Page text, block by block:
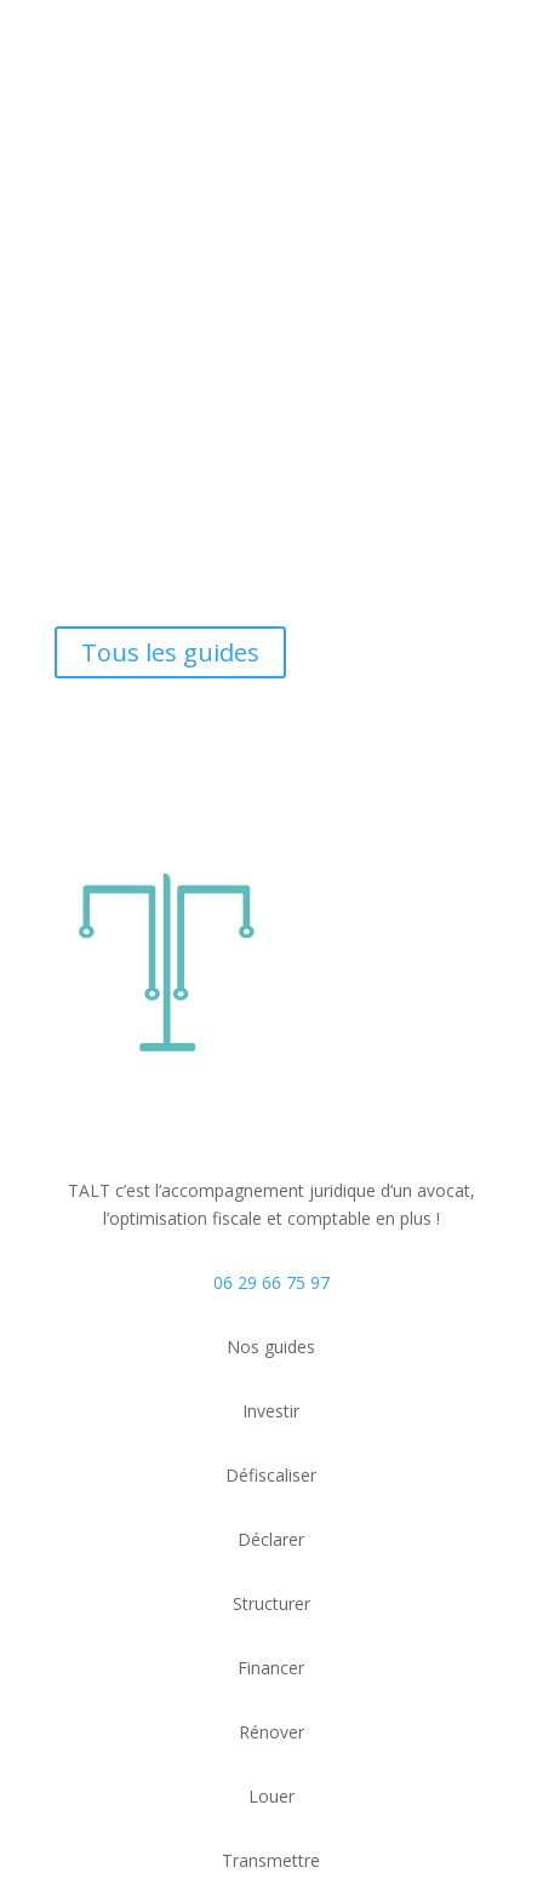
Tous les guides
TALT c’est l’accompagnement juridique d’un avocat,
l’optimisation fiscale et comptable en plus !
06 29 66 75 97
Nos guides
Investir
Défiscaliser
Déclarer
Structurer
Financer
Rénover
Louer
Transmettre